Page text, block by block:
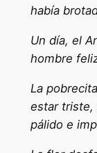
había
Un día, el
hombre
La
estar triste,
pálido e